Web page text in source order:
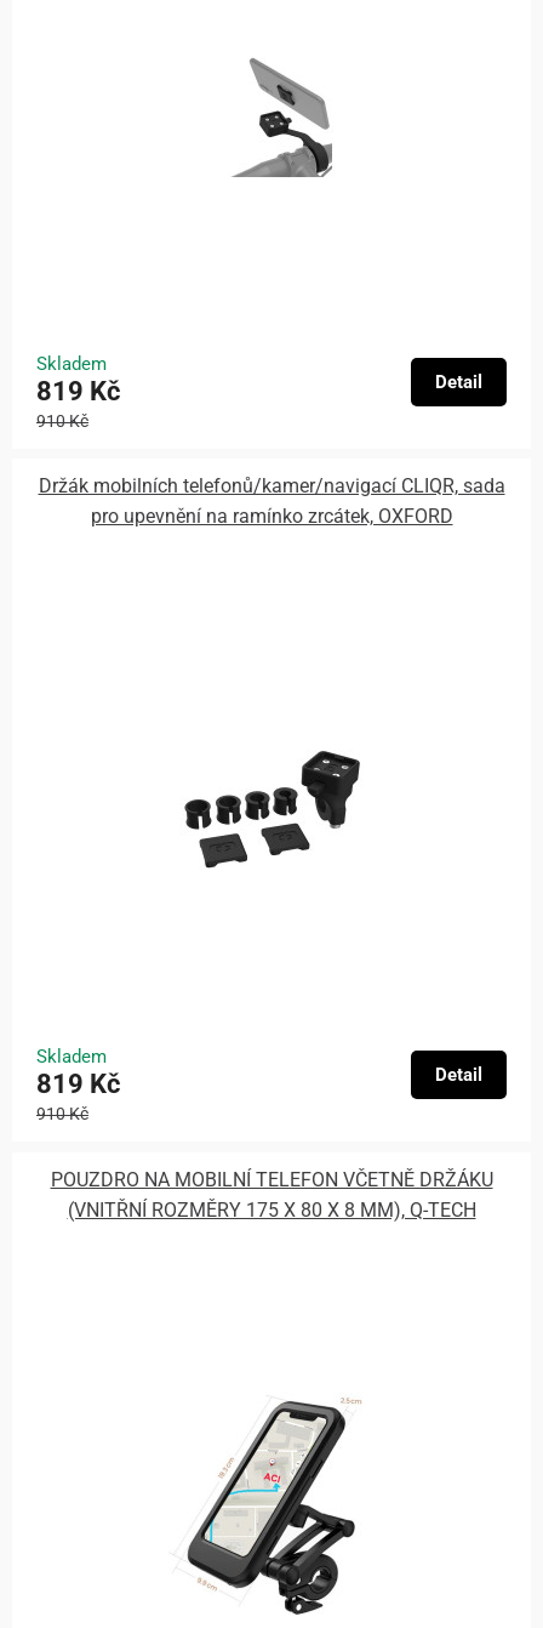
Skladem
819 Kč
910 Kč
Detail
Držák mobilních telefonů/kamer/navigací CLIQR, sada
pro upevnění na ramínko zrcátek, OXFORD
Skladem
819 Kč
910 Kč
Detail
POUZDRO NA MOBILNÍ TELEFON VČETNĚ DRŽÁKU
(VNITŘNÍ ROZMĚRY 175 X 80 X 8 MM), Q-TECH